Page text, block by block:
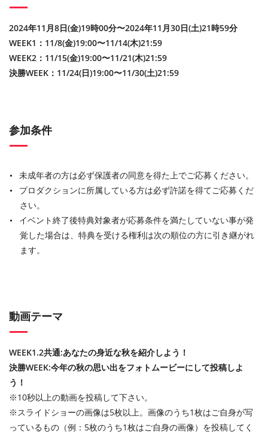
2024年11月8日(金)19時00分〜2024年11月30日(土)21時59分
WEEK1：11/8(金)19:00〜11/14(木)21:59
WEEK2：11/15(金)19:00〜11/21(木)21:59
決勝WEEK：11/24(日)19:00〜11/30(土)21:59
参加条件
未成年者の方は必ず保護者の同意を得た上でご応募ください。
プロダクションに所属している方は必ず許諾を得てご応募くだ
さい。
イベント終了後特典対象者が応募条件を満たしていない事が発
覚した場合は、特典を受ける権利は次の順位の方に引き継がれ
ます。
動画テーマ
WEEK1.2共通:あなたの身近な秋を紹介しよう！
決勝WEEK:今年の秋の思い出をフォトムービーにして投稿しよ
う！
※10秒以上の動画を投稿して下さい。
※スライドショーの画像は5枚以上。画像のうち1枚はご自身が写
っているもの（例：5枚のうち1枚はご自身の画像）を投稿してく